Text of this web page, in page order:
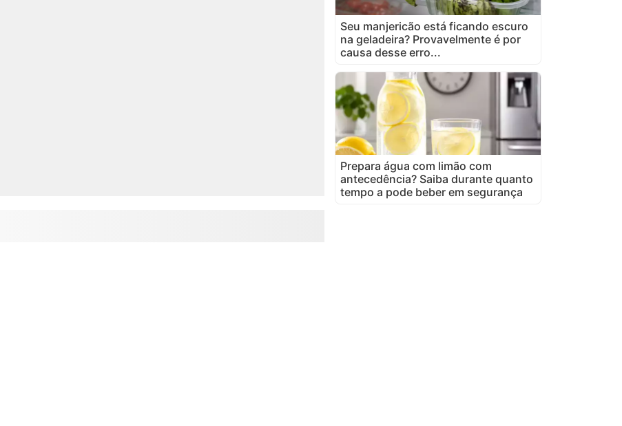
Seu manjericão está ficando escuro
na geladeira? Provavelmente é por
causa desse erro...
Prepara água com limão com
antecedência? Saiba durante quanto
tempo a pode beber em segurança